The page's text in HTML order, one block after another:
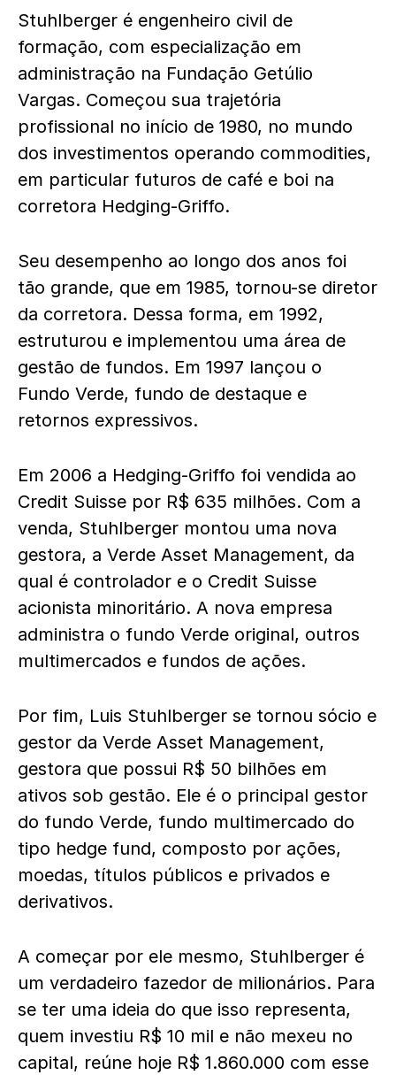
Stuhlberger é engenheiro civil de
formação, com especialização em
administração na Fundação Getúlio
Vargas. Começou sua trajetória
profissional no início de 1980, no mundo
dos investimentos operando commodities,
em particular futuros de café e boi na
corretora Hedging-Griffo.
Seu desempenho ao longo dos anos foi
tão grande, que em 1985, tornou-se diretor
da corretora. Dessa forma, em 1992,
estruturou e implementou uma área de
gestão de fundos. Em 1997 lançou o
Fundo Verde, fundo de destaque e
retornos expressivos.
Em 2006 a Hedging-Griffo foi vendida ao
Credit Suisse por R$ 635 milhões. Com a
venda, Stuhlberger montou uma nova
gestora, a Verde Asset Management, da
qual é controlador e o Credit Suisse
acionista minoritário. A nova empresa
administra o fundo Verde original, outros
multimercados e fundos de ações.
Por fim, Luis Stuhlberger se tornou sócio e
gestor da Verde Asset Management,
gestora que possui R$ 50 bilhões em
ativos sob gestão. Ele é o principal gestor
do fundo Verde, fundo multimercado do
tipo hedge fund, composto por ações,
moedas, títulos públicos e privados e
derivativos.
A começar por ele mesmo, Stuhlberger é
um verdadeiro fazedor de milionários. Para
se ter uma ideia do que isso representa,
quem investiu R$ 10 mil e não mexeu no
capital, reúne hoje R$ 1.860.000 com esse